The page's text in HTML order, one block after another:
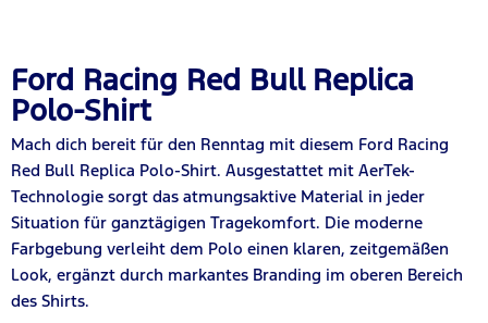
Ford Racing Red Bull Replica
Polo-Shirt
Mach dich bereit für den Renntag mit diesem Ford Racing
Red Bull Replica Polo-Shirt. Ausgestattet mit AerTek-
Technologie sorgt das atmungsaktive Material in jeder
Situation für ganztägigen Tragekomfort. Die moderne
Farbgebung verleiht dem Polo einen klaren, zeitgemäßen
Look, ergänzt durch markantes Branding im oberen Bereich
des Shirts.